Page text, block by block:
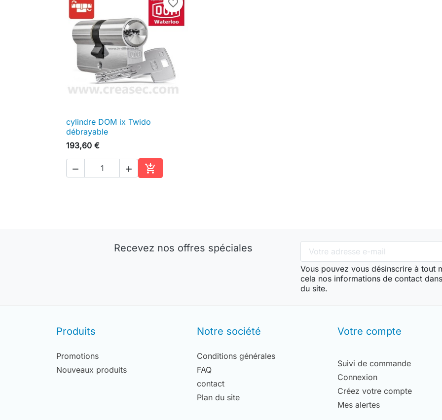
favorite_border
 Aperçu rapide
cylindre DOM ix Twido
débrayable
193,60 €
  
Ajouter au panier
Recevez nos offres spéciales
Vous pouvez vous désinscrire à tout
cela nos informations de contact
du site.
Produits
Promotions
Nouveaux produits
Notre société
Conditions générales
FAQ
contact
Plan du site
Votre compte
Suivi de commande
Connexion
Créez votre compte
Mes alertes